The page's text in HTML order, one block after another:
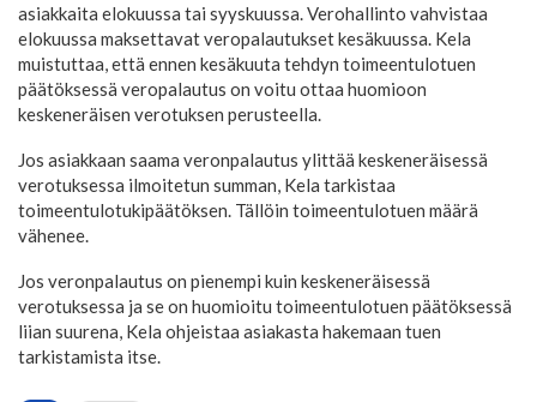
asiakkaita elokuussa tai syyskuussa. Verohallinto vahvistaa
elokuussa maksettavat veropalautukset kesäkuussa. Kela
muistuttaa, että ennen kesäkuuta tehdyn toimeentulotuen
päätöksessä veropalautus on voitu ottaa huomioon
keskeneräisen verotuksen perusteella.
Jos asiakkaan saama veronpalautus ylittää keskeneräisessä
verotuksessa ilmoitetun summan, Kela tarkistaa
toimeentulotukipäätöksen. Tällöin toimeentulotuen määrä
vähenee.
Jos veronpalautus on pienempi kuin keskeneräisessä
verotuksessa ja se on huomioitu toimeentulotuen päätöksessä
liian suurena, Kela ohjeistaa asiakasta hakemaan tuen
tarkistamista itse.